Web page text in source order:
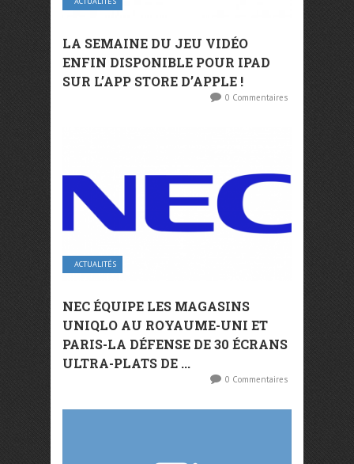
LA SEMAINE DU JEU VIDÉO
ENFIN DISPONIBLE POUR IPAD
SUR L’APP STORE D’APPLE !
0 Commentaires
ACTUALITÉS
NEC ÉQUIPE LES MAGASINS
UNIQLO AU ROYAUME-UNI ET
PARIS-LA DÉFENSE DE 30 ÉCRANS
ULTRA-PLATS DE ...
0 Commentaires